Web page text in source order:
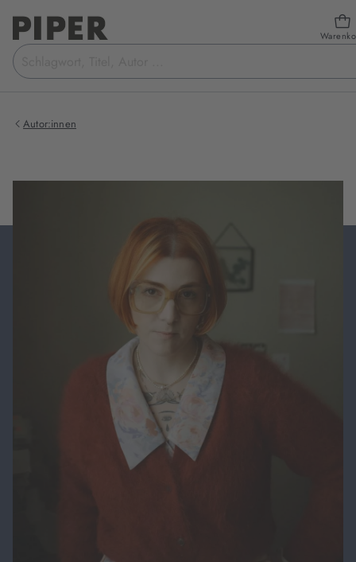
Suchbegriff
eingeben
Autor:innen